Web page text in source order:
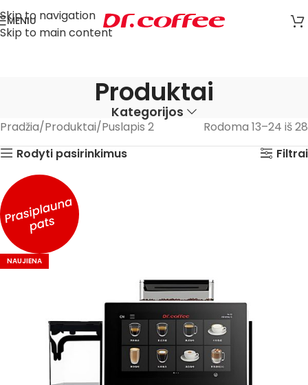
Skip to navigation
Skip to main content
MENIU
Produktai
Kategorijos
Pradžia Produktai Puslapis 2
Rodoma 13–24 iš 28
Rodyti pasirinkimus
Filtrai
NAUJIENA